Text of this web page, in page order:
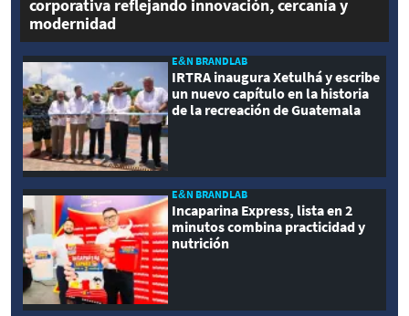
corporativa reflejando innovación, cercanía y
modernidad
E&N BRANDLAB
IRTRA inaugura Xetulhá y escribe
un nuevo capítulo en la historia
de la recreación de Guatemala
E&N BRANDLAB
Incaparina Express, lista en 2
minutos combina practicidad y
nutrición